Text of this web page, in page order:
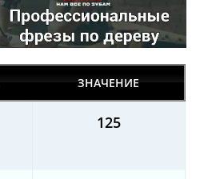
ЗНАЧЕНИЕ
125